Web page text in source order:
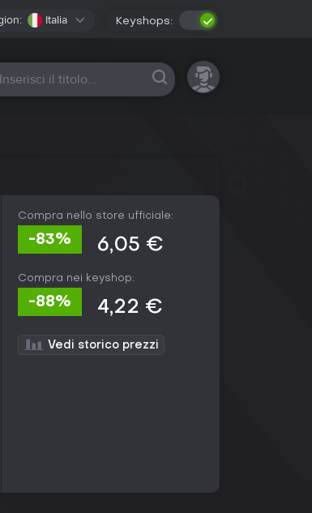
Italia Keyshops:
Tutte le piattaforme
Compra nello store ufficiale:
-83% 6,05 €
Compra nei keyshop:
-88% 4,22 €
Vedi storico prezzi